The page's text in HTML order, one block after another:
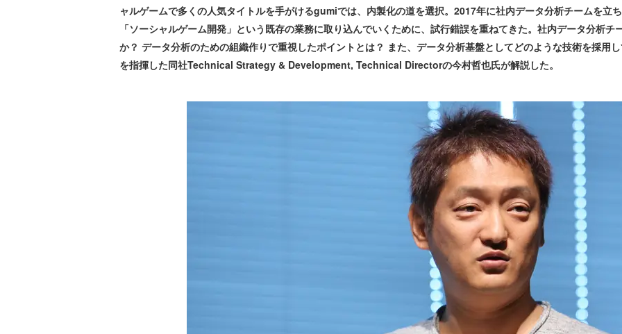
ャルゲームで多くの人気タイトルを手がけるgumiでは、内製化の道を選択。2017年に社内データ分析チームを立
「ソーシャルゲーム開発」という既存の業務に取り込んでいくために、試行錯誤を重ねてきた。社内データ分析
か？ データ分析のための組織作りで重視したポイントとは？ また、データ分析基盤としてどのような技術を採用
を指揮した同社Technical Strategy & Development, Technical Directorの今村哲也氏が解説した。